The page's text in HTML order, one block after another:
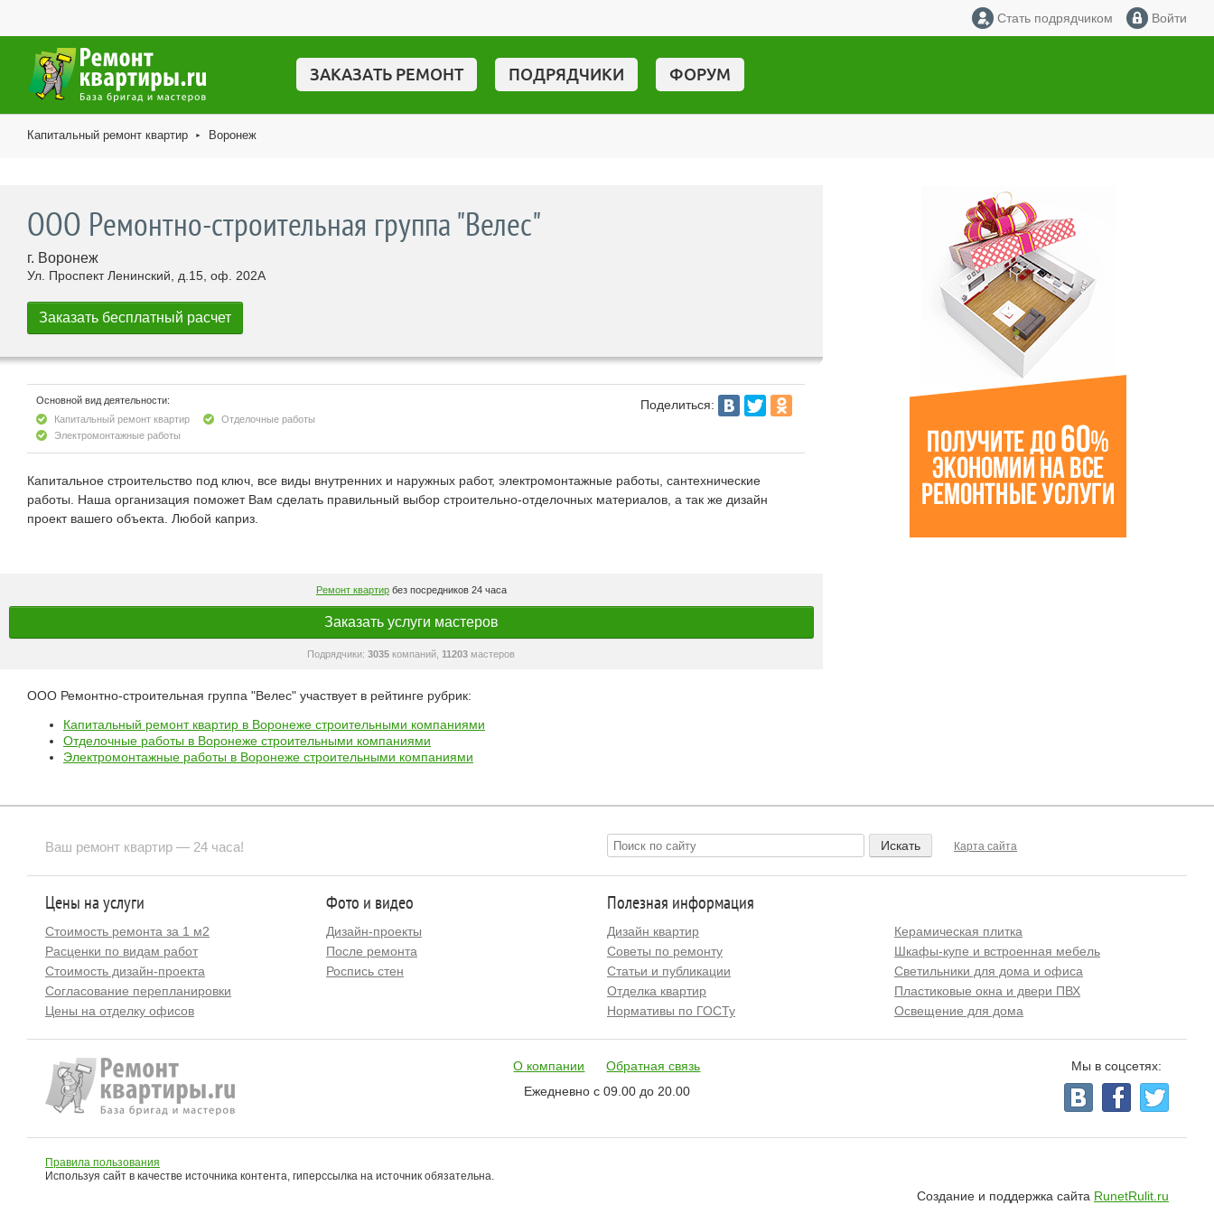
Стать подрядчиком Войти
ЗАКАЗАТЬ РЕМОНТ ПОДРЯДЧИКИ ФОРУМ
Капитальный ремонт квартир ► Воронеж
ООО Ремонтно-строительная группа "Велес"
г. Воронеж
Ул. Проспект Ленинский, д.15, оф. 202А
Основной вид деятельности:
Капитальный ремонт квартир
Отделочные работы
Электромонтажные работы
Поделиться:
Капитальное строительство под ключ, все виды внутренних и наружных работ, электромонтажные работы, сантехнические
работы. Наша организация поможет Вам сделать правильный выбор строительно-отделочных материалов, а так же дизайн
проект вашего объекта. Любой каприз.
Ремонт квартирбез посредников 24 часа
Заказать услуги мастеров
Подрядчики:3035 компаний, 11203 мастеров
ООО Ремонтно-строительная группа "Велес" участвует в рейтинге рубрик:
Капитальный ремонт квартир в Воронеже строительными компаниями
Отделочные работы в Воронеже строительными компаниями
Электромонтажные работы в Воронеже строительными компаниями
Ваш ремонт квартир — 24 часа! Карта сайта
Цены на услуги
Стоимость ремонта за 1 м2
Расценки по видам работ
Стоимость дизайн-проекта
Согласование перепланировки
Цены на отделку офисов
Фото и видео
Дизайн-проекты
После ремонта
Роспись стен
Полезная информация
Дизайн квартир
Советы по ремонту
Статьи и публикации
Отделка квартир
Нормативы по ГОСТу
Керамическая плитка
Шкафы-купе и встроенная мебель
Светильники для дома и офиса
Пластиковые окна и двери ПВХ
Освещение для дома
О компании
Обратная связь
Ежедневно с 09.00 до 20.00
Мы в соцсетях:
Правила пользования
Используя сайт в качестве источника контента, гиперссылка на источник обязательна.
Создание и поддержка сайта RunetRulit.ru